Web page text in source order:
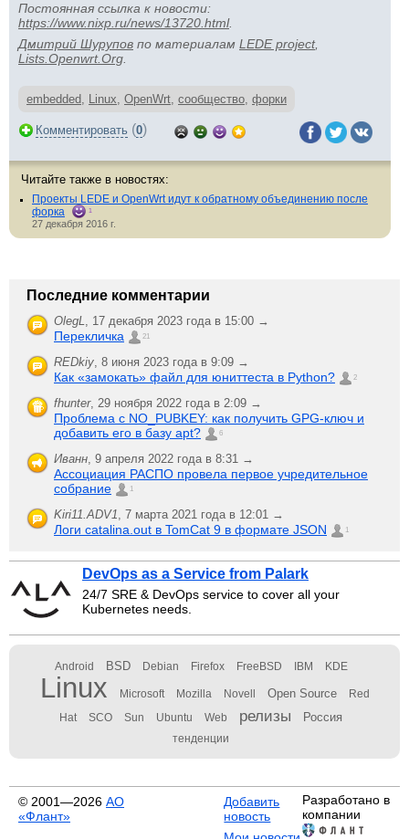
Постоянная ссылка к новости:
https://www.nixp.ru/news/13720.html.
Дмитрий Шурупов по материалам LEDE project,
Lists.Openwrt.Org
embedded, Linux, OpenWrt, сообщество, форки
Комментировать (0)
Читайте также в новостях:
Проекты LEDE и OpenWrt идут к обратному объединению после
форка
1
27 декабря 2016 г.
Последние комментарии
OlegL, 17 декабря 2023 года в 15:00 →
Перекличка 21
REDkiy, 8 июня 2023 года в 9:09 →
Как «замокать» файл для юниттеста в Python? 2
fhunter, 29 ноября 2022 года в 2:09 →
Проблема с NO_PUBKEY: как получить GPG-ключ и
добавить его в базу apt?
6
Иванн, 9 апреля 2022 года в 8:31 →
Ассоциация РАСПО провела первое учредительное
собрание
1
Kiri11.ADV1, 7 марта 2021 года в 12:01 →
Логи catalina.out в TomCat 9 в формате JSON 1
DevOps as a Service from Palark
24/7 SRE & DevOps service to cover all your
Kubernetes needs.
Android BSD Debian Firefox FreeBSD IBM KDE
Linux Microsoft Mozilla Novell Open Source Red
Hat SCO Sun Ubuntu Web релизы Россия
тенденции
© 2001—2026 АО
«Флант»
Добавить
новость
Разработано в
компании